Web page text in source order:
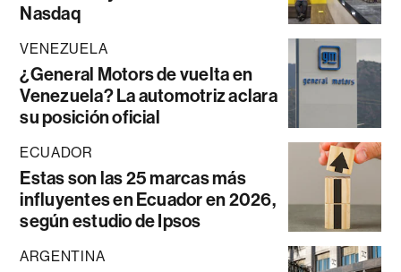
Nasdaq
VENEZUELA
¿General Motors de vuelta en
Venezuela? La automotriz aclara
su posición oficial
ECUADOR
Estas son las 25 marcas más
influyentes en Ecuador en 2026,
según estudio de Ipsos
ARGENTINA